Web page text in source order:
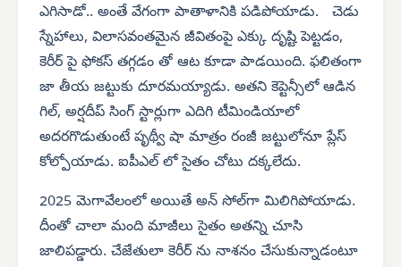
ఎగిసాడో.. అంతే వేగంగా పాతాళానికి పడిపోయాడు. చెడు
స్నేహాలు, విలాసవంతమైన జీవితంపై ఎక్కు దృష్టి పెట్టడం,
కెరీర్ పై ఫోకస్ తగ్గడం తో ఆట కూడా పాడయింది. ఫలితంగా
జా తీయ జట్టుకు దూరమయ్యాడు. అతని కెప్టెన్సీలో ఆడిన
గిల్, అర్షదీప్ సింగ్ స్టార్లుగా ఎదిగి టీమిండియాలో
అదరగొడుతుంటే పృథ్వీ షా మాత్రం రంజీ జట్టులోనూ ప్లేస్
కోల్పోయాడు. ఐపీఎల్ లో సైతం చోటు దక్కలేదు.
2025 మెగావేలంలో అయితే అన్ సోల్‌గా మిలిగిపోయాడు.
దీంతో చాలా మంది మాజీలు సైతం అతన్ని చూసి
జాలిపడ్డారు. చేజేతులా కెరీర్ ను నాశనం చేసుకున్నాడంటూ